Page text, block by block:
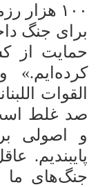
۱۰۰
برای جنگ
حمایت از
القوات
صد غلط
و اصولی
پایبندیم.
جنگ‌های ما